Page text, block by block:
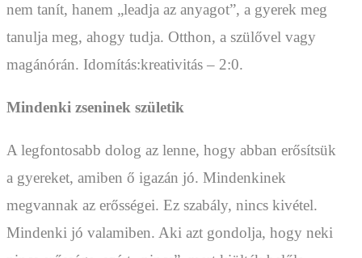
nem tanít, hanem „leadja az anyagot”, a gyerek meg
tanulja meg, ahogy tudja. Otthon, a szülővel vagy
magánórán. Idomítás:kreativitás – 2:0.
Mindenki zseninek születik
A legfontosabb dolog az lenne, hogy abban erősítsük
a gyereket, amiben ő igazán jó. Mindenkinek
megvannak az erősségei. Ez szabály, nincs kivétel.
Mindenki jó valamiben. Aki azt gondolja, hogy neki